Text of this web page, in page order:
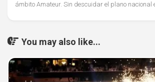
ámbito Amateur. Sin descuidar el plano nacional
You may also like...